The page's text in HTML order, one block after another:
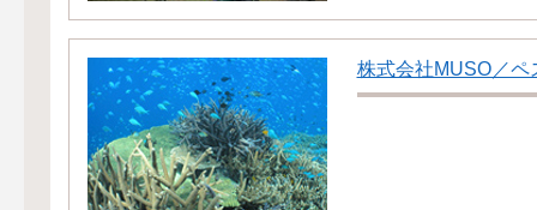
株式会社MUSO／ペ